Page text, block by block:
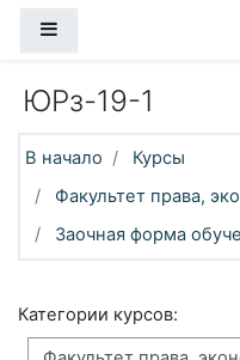
ЮРз-19-1
В начало
Курсы
Факультет права,
Заочная форма
Категории курсов: